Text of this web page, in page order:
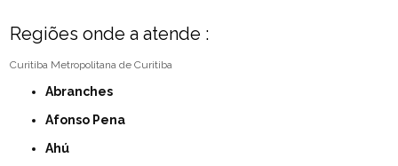
Regiões onde a atende :
Curitiba Metropolitana de Curitiba
Abranches
Afonso Pena
Ahú